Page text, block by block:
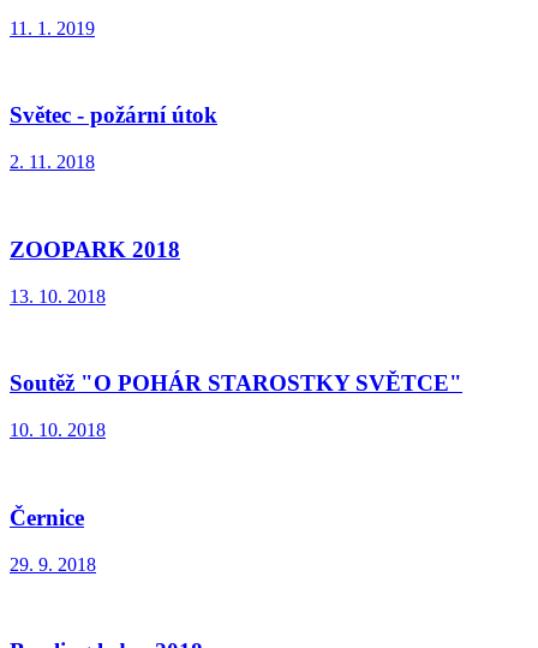
11. 1. 2019
Světec - požární útok
2. 11. 2018
ZOOPARK 2018
13. 10. 2018
Soutěž "O POHÁR STAROSTKY SVĚTCE"
10. 10. 2018
Černice
29. 9. 2018